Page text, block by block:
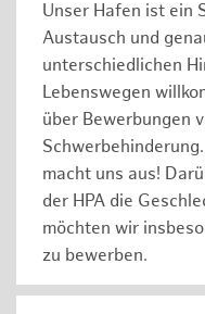
Unser Hafen ist ein
Austausch und
unterschiedlichen
Lebenswegen
über Bewerbungen
macht uns aus!
der HPA die
möchten wir
zu bewerben.